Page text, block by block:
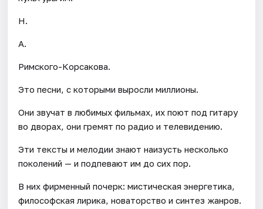
Н.
А.
Римского-Корсакова.
Это песни, с которыми выросли миллионы.
Они звучат в любимых фильмах, их поют под гитару
во дворах, они гремят по радио и телевидению.
Эти тексты и мелодии знают наизусть несколько
поколений — и подпевают им до сих пор.
В них фирменный почерк: мистическая энергетика,
философская лирика, новаторство и синтез жанров.